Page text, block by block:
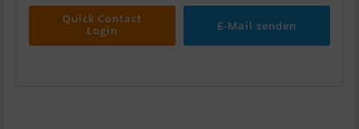
Quick Contact
Login
E-Mail senden